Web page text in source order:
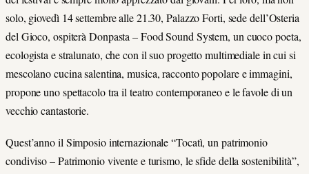
solo, giovedì 14 settembre alle 21.30, Palazzo Forti, sede dell’Osteria
del Gioco, ospiterà Donpasta – Food Sound System, un cuoco poeta,
ecologista e stralunato, che con il suo progetto multimediale in cui si
mescolano cucina salentina, musica, racconto popolare e immagini,
propone uno spettacolo tra il teatro contemporaneo e le favole di un
vecchio cantastorie.
Quest’anno il Simposio internazionale “Tocatì, un patrimonio
condiviso – Patrimonio vivente e turismo, le sfide della sostenibilità”,